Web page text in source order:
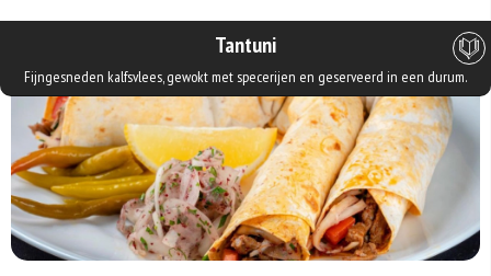
Tantuni
Fijngesneden kalfsvlees, gewokt met specerijen en geserveerd in een durum.